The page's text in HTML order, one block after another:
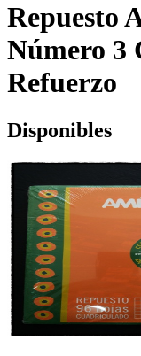
Repuesto
Número 3
Refuerzo
Disponibles